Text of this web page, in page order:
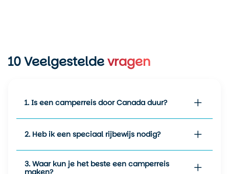
10Veelgesteldevragen
1. Is een camperreis door Canada duur?
2. Heb ik een speciaal rijbewijs nodig?
3. Waar kun je het beste een camperreis
maken?